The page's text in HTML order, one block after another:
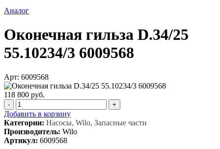
Аналог
Оконечная гильза D.34/25
55.10234/3 6009568
Арт: 6009568
118 800 руб.
- +
Добавить в корзину
Категории: Насосы, Wilo, Запасные части
Производитель: Wilo
Артикул: 6009568